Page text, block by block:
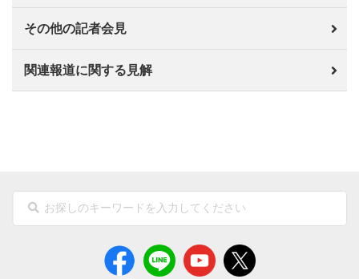
その他の記者会見
関連報道に関する見解